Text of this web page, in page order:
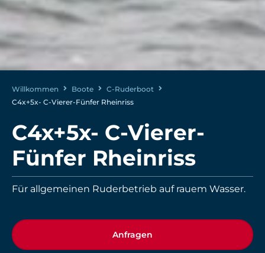
Willkommen Boote
C-Ruderboot
C4x+5x- C-Vierer-Fünfer Rheinriss
C4x+5x- C-Vierer-
Fünfer Rheinriss
Für allgemeinen Ruderbetrieb auf rauem Wasser.
Anfragen